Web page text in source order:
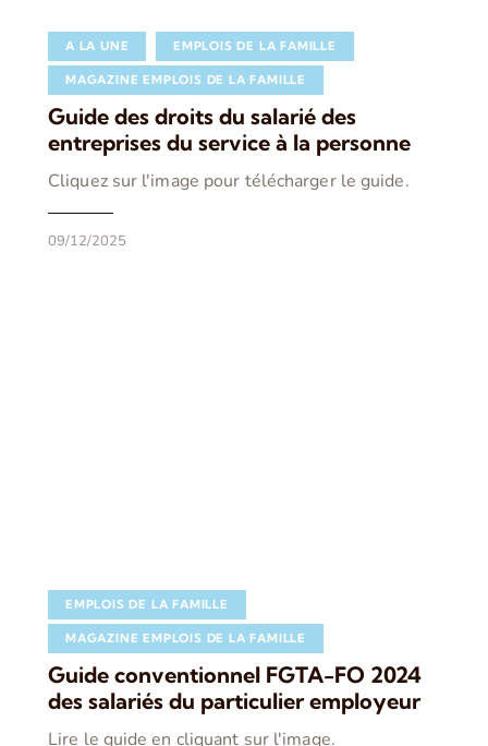
A LA UNE EMPLOIS DE LA FAMILLE
MAGAZINE EMPLOIS DE LA FAMILLE
Guide des droits du salarié des
entreprises du service à la personne
Cliquez sur l'image pour télécharger le guide.
09/12/2025
EMPLOIS DE LA FAMILLE
MAGAZINE EMPLOIS DE LA FAMILLE
Guide conventionnel FGTA-FO 2024
des salariés du particulier employeur
Lire le guide en cliquant sur l'image.